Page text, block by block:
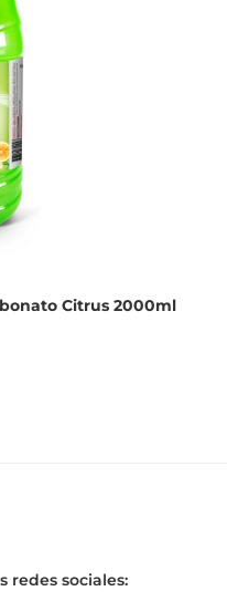
Citrus 2000ml
redes sociales: